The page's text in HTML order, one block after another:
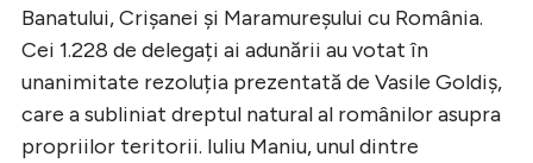
Banatului, Crișanei și Maramureșului cu România.
Cei 1.228 de delegați ai adunării au votat în
unanimitate rezoluția prezentată de Vasile Goldiș,
care a subliniat dreptul natural al românilor asupra
propriilor teritorii. Iuliu Maniu, unul dintre